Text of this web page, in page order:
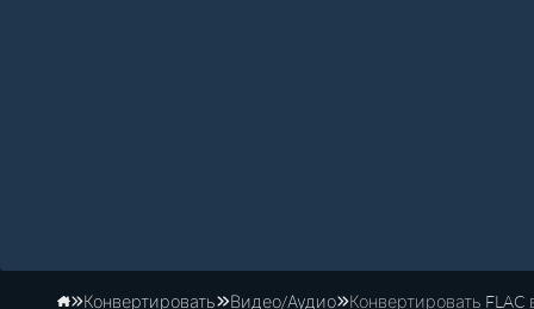
Конвертировать Видео/Аудио Конвертировать FLAC